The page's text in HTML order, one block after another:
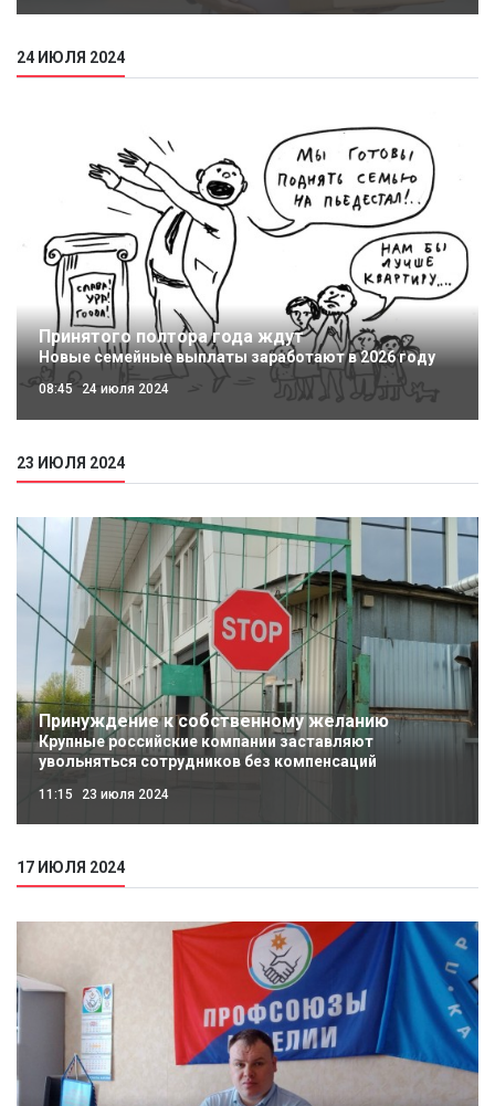
24 ИЮЛЯ 2024
Принятого полтора года ждут
Новые семейные выплаты заработают в 2026 году
08:45 24 июля 2024
23 ИЮЛЯ 2024
Принуждение к собственному желанию
Крупные российские компании заставляют
увольняться сотрудников без компенсаций
11:15 23 июля 2024
17 ИЮЛЯ 2024